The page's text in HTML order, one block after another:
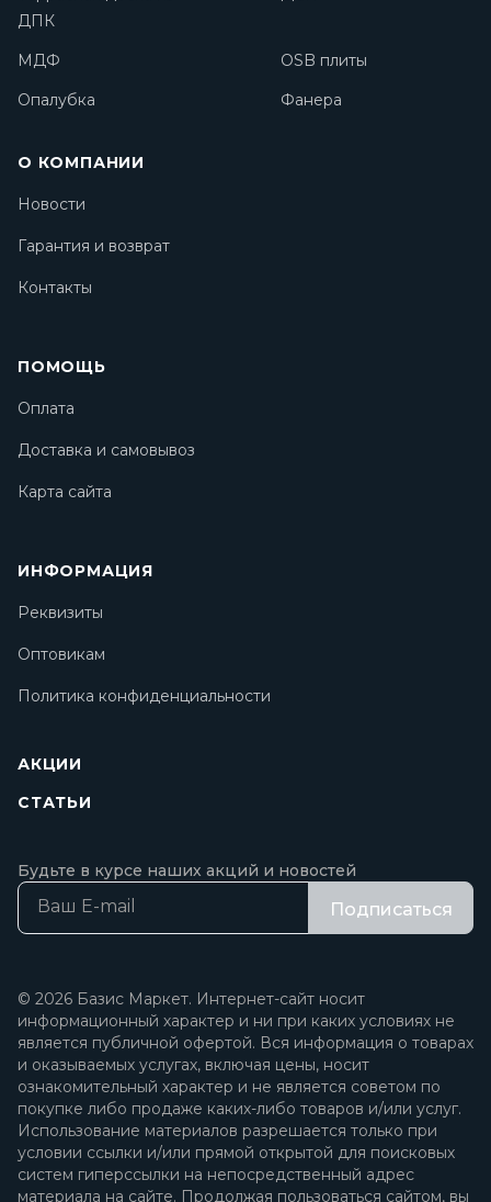
ДПК
МДФ
OSB плиты
Опалубка
Фанера
О КОМПАНИИ
Новости
Гарантия и возврат
Контакты
ПОМОЩЬ
Оплата
Доставка и самовывоз
Карта сайта
ИНФОРМАЦИЯ
Реквизиты
Оптовикам
Политика конфиденциальности
АКЦИИ
СТАТЬИ
Будьте в курсе наших акций и новостей
Подписаться
© 2026 Базис Маркет. Интернет-сайт носит
информационный характер и ни при каких условиях не
является публичной офертой. Вся информация о товарах
и оказываемых услугах, включая цены, носит
ознакомительный характер и не является советом по
покупке либо продаже каких-либо товаров и/или услуг.
Использование материалов разрешается только при
условии ссылки и/или прямой открытой для поисковых
систем гиперссылки на непосредственный адрес
материала на сайте. Продолжая пользоваться сайтом, вы